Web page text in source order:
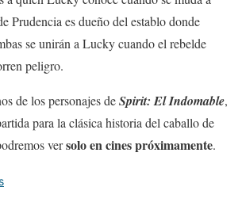
Prudencia es dueño del establo donde
se unirán a Lucky cuando el rebelde
peligro.
de los personajes deSpirit: El Indomable,
para la clásica historia del caballo de
versolo en cines próximamente.